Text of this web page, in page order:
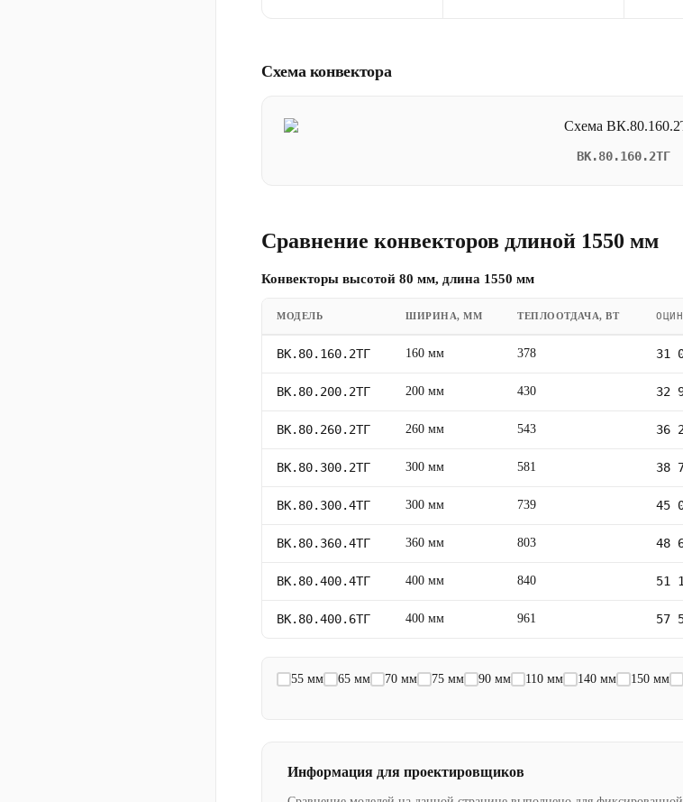
Схема конвектора
ВК.80.160.2ТГ
Сравнение конвекторов длиной 1550 мм
Конвекторы высотой 80 мм, длина 1550 мм
МОДЕЛЬ ШИРИНА, ММ ТЕПЛООТДАЧА, ВТ
ВК.80.160.2ТГ 160 мм 378 31
ВК.80.200.2ТГ 200 мм 430 32
ВК.80.260.2ТГ 260 мм 543 36
ВК.80.300.2ТГ 300 мм 581 38
ВК.80.300.4ТГ 300 мм 739 45
ВК.80.360.4ТГ 360 мм 803 48
ВК.80.400.4ТГ 400 мм 840 51
ВК.80.400.6ТГ 400 мм 961 57
55 мм 65 мм 70 мм 75 мм 90 мм 110 мм 140 мм 150 мм
Информация для проектировщиков